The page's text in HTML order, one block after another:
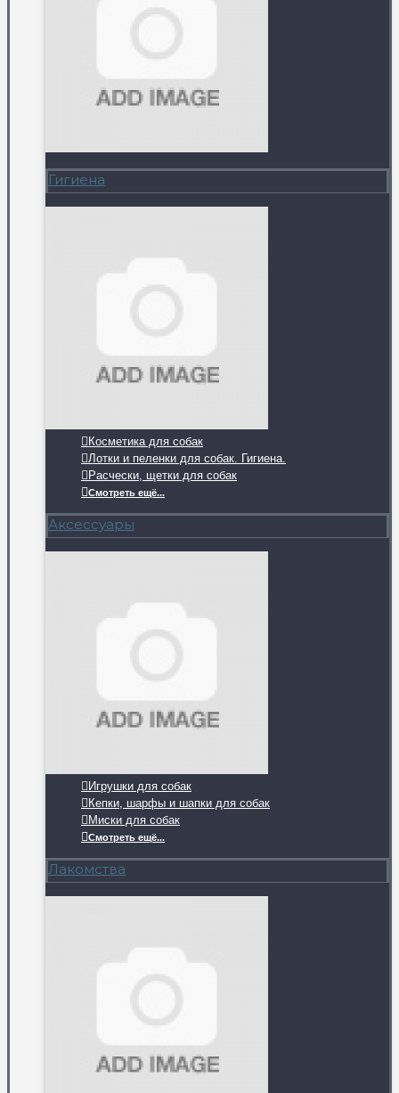
Гигиена
Косметика для собак
Лотки и пеленки для собак. Гигиена.
Расчески, щетки для собак
Смотреть ещё...
Аксессуары
Игрушки для собак
Кепки, шарфы и шапки для собак
Миски для собак
Смотреть ещё...
Лакомства